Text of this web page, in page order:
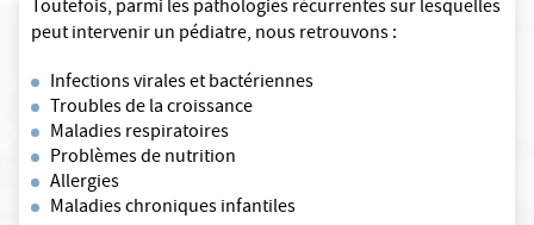
Toutefois, parmi les pathologies récurrentes sur lesquelles
peut intervenir un pédiatre, nous retrouvons :
Infections virales et bactériennes
Troubles de la croissance
Maladies respiratoires
Problèmes de nutrition
Allergies
Maladies chroniques infantiles